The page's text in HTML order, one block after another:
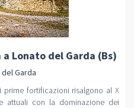
Lonato del Garda (Bs)
Garda
prime fortificazioni risalgono al X
attuali con la dominazione dei